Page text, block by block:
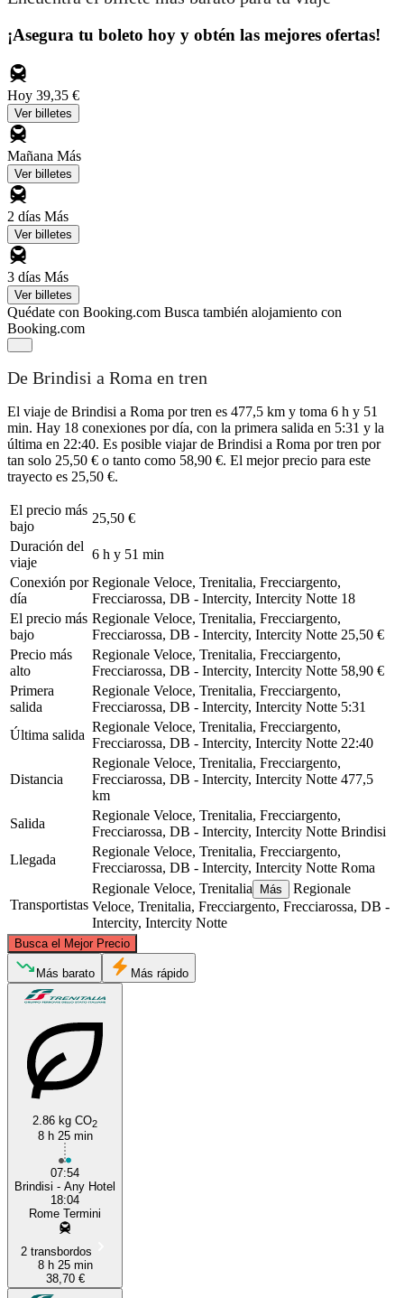
¡Asegura tu boleto hoy y obtén las mejores ofertas!
Hoy 39,35 €
Ver billetes
Mañana Más
Ver billetes
2 días Más
Ver billetes
3 días Más
Ver billetes
Quédate con Booking.com Busca también alojamiento con
Booking.com
De Brindisi a Roma en tren
El viaje de Brindisi a Roma por tren es 477,5 km y toma 6 h y 51
min. Hay 18 conexiones por día, con la primera salida en 5:31 y la
última en 22:40. Es posible viajar de Brindisi a Roma por tren por
tan solo 25,50 € o tanto como 58,90 €. El mejor precio para este
trayecto es 25,50 €.
El precio más
bajo
25,50 €
Duración del
viaje
6 h y 51 min
Conexión por
día
Regionale Veloce, Trenitalia, Frecciargento,
Frecciarossa, DB - Intercity, Intercity Notte 18
El precio más
bajo
Regionale Veloce, Trenitalia, Frecciargento,
Frecciarossa, DB - Intercity, Intercity Notte 25,50 €
Precio más
alto
Regionale Veloce, Trenitalia, Frecciargento,
Frecciarossa, DB - Intercity, Intercity Notte 58,90 €
Primera
salida
Regionale Veloce, Trenitalia, Frecciargento,
Frecciarossa, DB - Intercity, Intercity Notte 5:31
Última salida
Regionale Veloce, Trenitalia, Frecciargento,
Frecciarossa, DB - Intercity, Intercity Notte 22:40
Distancia
Regionale Veloce, Trenitalia, Frecciargento,
Frecciarossa, DB - Intercity, Intercity Notte 477,5
km
Salida
Regionale Veloce, Trenitalia, Frecciargento,
Frecciarossa, DB - Intercity, Intercity Notte Brindisi
Llegada
Regionale Veloce, Trenitalia, Frecciargento,
Frecciarossa, DB - Intercity, Intercity Notte Roma
Transportistas
Regionale Veloce, Trenitalia Más
Regionale
Veloce, Trenitalia, Frecciargento, Frecciarossa, DB -
Intercity, Intercity Notte
Busca el Mejor Precio
©CARTO
Más barato Más rápido
2.86 kg CO2
8 h 25 min
07:54
Brindisi - Any Hotel
18:04
Rome Termini
2 transbordos
8 h 25 min
38,70 €